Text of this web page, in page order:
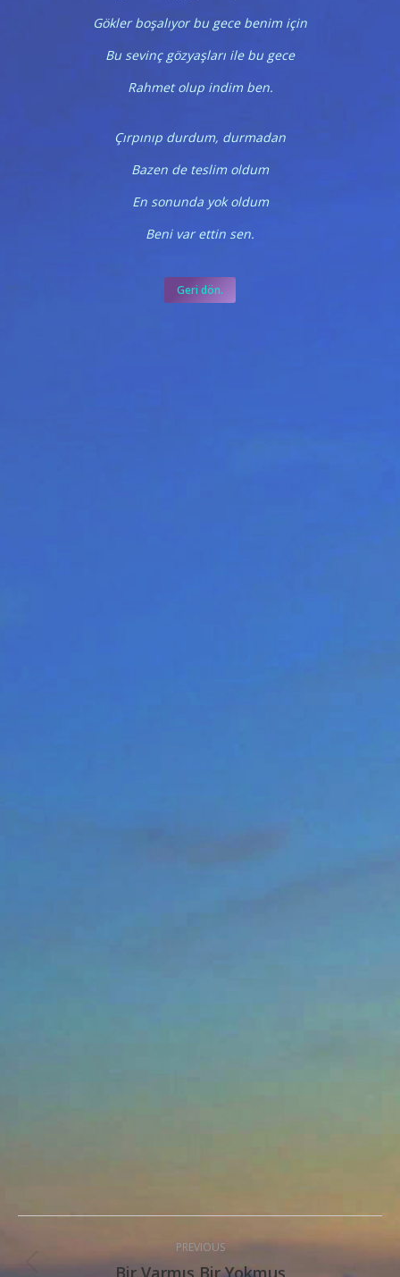
Gökler boşalıyor bu gece benim için
Bu sevinç gözyaşları ile bu gece
Rahmet olup indim ben.
Çırpınıp durdum, durmadan
Bazen de teslim oldum
En sonunda yok oldum
Beni var ettin sen.
Geri dön.
PREVIOUS
Previous
Bir Varmış Bir Yokmuş